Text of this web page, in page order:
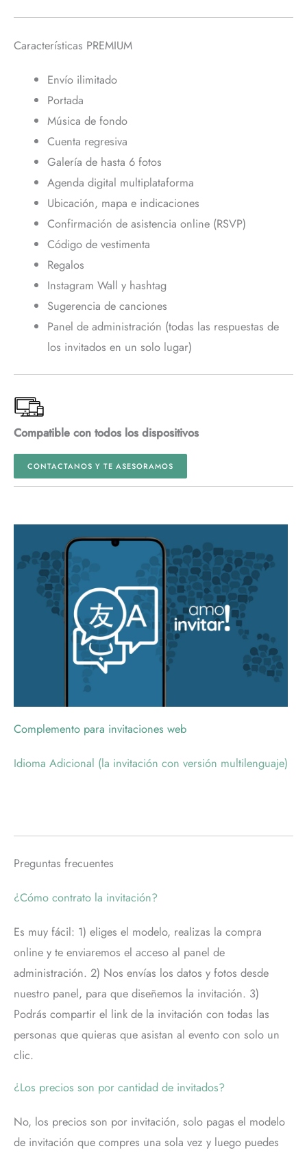
Características PREMIUM
Envío ilimitado
Portada
Música de fondo
Cuenta regresiva
Galería de hasta 6 fotos
Agenda digital multiplataforma
Ubicación, mapa e indicaciones
Confirmación de asistencia online (RSVP)
Código de vestimenta
Regalos
Instagram Wall y hashtag
Sugerencia de canciones
Panel de administración (todas las respuestas de
los invitados en un solo lugar)
Compatible con todos los dispositivos
CONTACTANOS Y TE ASESORAMOS
Complemento para invitaciones web
Idioma Adicional (la invitación con versión multilenguaje)
Preguntas frecuentes
¿Cómo contrato la invitación?
Es muy fácil: 1) eliges el modelo, realizas la compra
online y te enviaremos el acceso al panel de
administración. 2) Nos envías los datos y fotos desde
nuestro panel, para que diseñemos la invitación. 3)
Podrás compartir el link de la invitación con todas las
personas que quieras que asistan al evento con solo un
clic.
¿Los precios son por cantidad de invitados?
No, los precios son por invitación, solo pagas el modelo
de invitación que compres una sola vez y luego puedes